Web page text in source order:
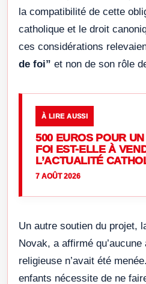
la compatibilité de cette
catholique et le droit
ces considérations
de foi” et non de son rôle
À LIRE AUSSI
500 EUROS POUR
FOI EST-ELLE À
L’ACTUALITÉ
7 AOÛT 2026
Un autre soutien du projet,
Novak, a affirmé
religieuse n’avait été
enfants nécessite de ne